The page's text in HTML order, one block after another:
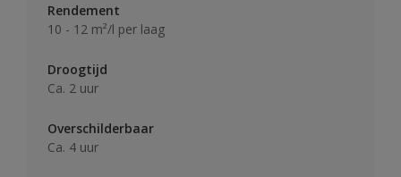
Rendement
10 - 12 m²/l per laag
Droogtijd
Ca. 2 uur
Overschilderbaar
Ca. 4 uur